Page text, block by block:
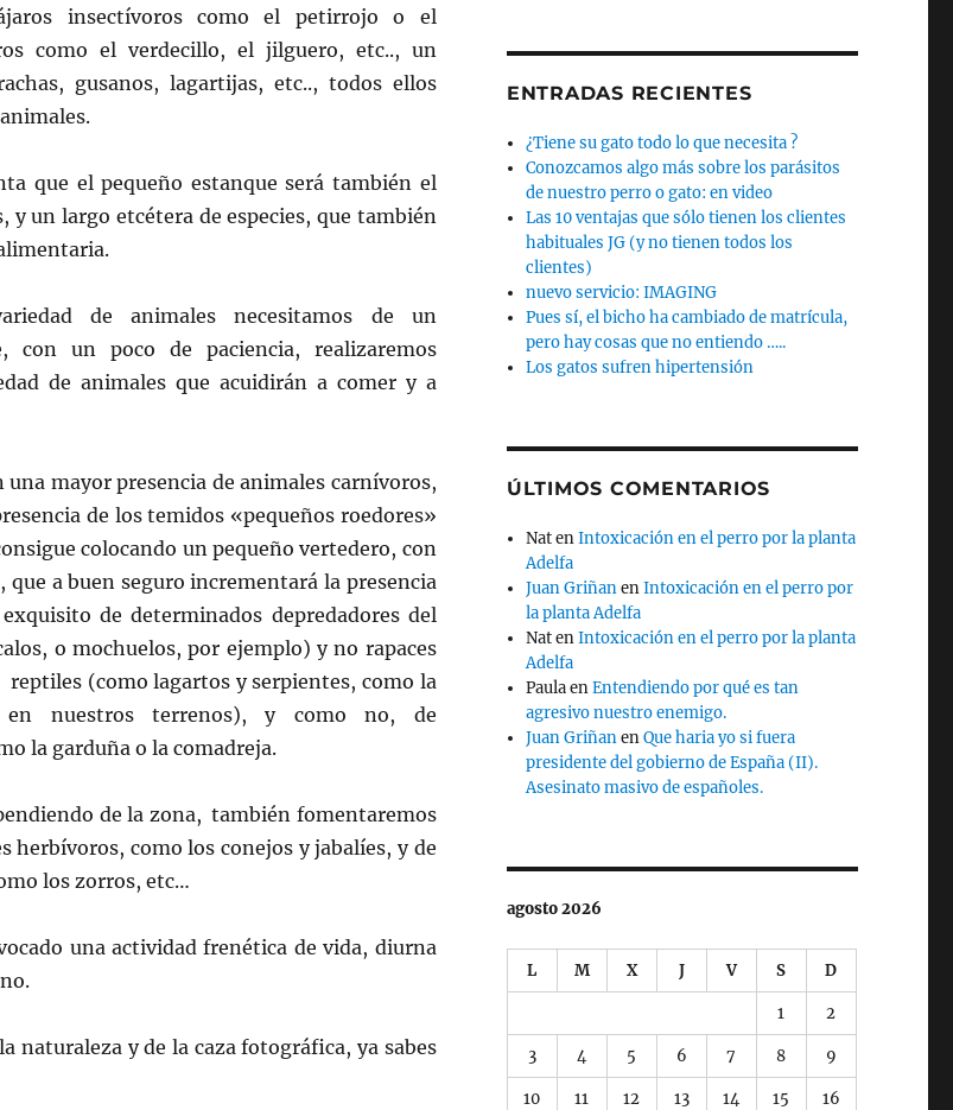
insectívoros como el petirrojo o el
como el verdecillo, el jilguero, etc.., un
gusanos, lagartijas, etc.., todos ellos
que el pequeño estanque será también el
un largo etcétera de especies, que también
de animales necesitamos de un
con un poco de paciencia, realizaremos
de animales que acuidirán a comer y a
mayor presencia de animales carnívoros,
de los temidos «pequeños roedores»
colocando un pequeño vertedero, con
que a buen seguro incrementará la presencia
de determinados depredadores del
o mochuelos, por ejemplo) y no rapaces
(como lagartos y serpientes, como la
en nuestros terrenos), y como no, de
la garduña o la comadreja.
de la zona, también fomentaremos
herbívoros, como los conejos y jabalíes, y de
los zorros, etc…
una actividad frenética de vida, diurna
naturaleza y de la caza fotográfica, ya sabes
ENTRADAS RECIENTES
¿Tiene su gato todo lo que necesita ?
Conozcamos algo más sobre los parásitos
de nuestro perro o gato: en video
Las 10 ventajas que sólo tienen los clientes
habituales JG (y no tienen todos los
clientes)
nuevo servicio: IMAGING
Pues sí, el bicho ha cambiado de matrícula,
pero hay cosas que no entiendo …..
Los gatos sufren hipertensión
ÚLTIMOS COMENTARIOS
NatenIntoxicación en el perro por la planta
Adelfa
Juan GriñanenIntoxicación en el perro por
la planta Adelfa
NatenIntoxicación en el perro por la planta
Adelfa
PaulaenEntendiendo por qué es tan
agresivo nuestro enemigo.
Juan GriñanenQue haria yo si fuera
presidente del gobierno de España (II).
Asesinato masivo de españoles.
agosto 2026
L M X J V S D
1 2
3 4 5 6 7 8 9
10 11 12 13 14 15 16